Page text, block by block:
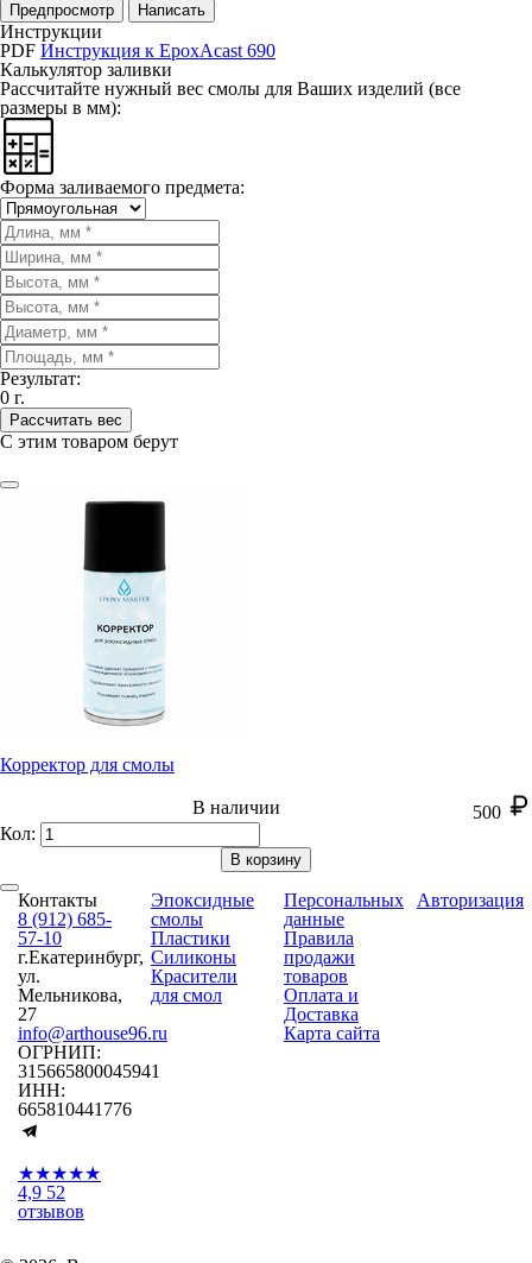
Предпросмотр Написать
Инструкции
PDF Инструкция к EpoxAcast 690
Калькулятор заливки
Рассчитайте нужный вес смолы для Ваших изделий (все
размеры в мм):
Форма заливаемого предмета:
Результат:
0 г.
Рассчитать вес
С этим товаром берут
Корректор для смолы
В наличии
500
Кол:
В корзину
Контакты
8 (912) 685-
57-10
г.Екатеринбург,
ул.
Мельникова,
27
info@arthouse96.ru
ОГРНИП:
315665800045941
ИНН:
665810441776
★★★★★
4,9 52
отзывов
Эпоксидные
смолы
Пластики
Силиконы
Красители
для смол
Персональных
данные
Правила
продажи
товаров
Оплата и
Доставка
Карта сайта
Авторизация